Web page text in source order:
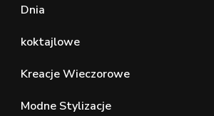
Dnia
koktajlowe
Kreacje Wieczorowe
Modne Stylizacje